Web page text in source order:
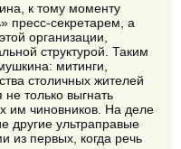
к тому моменту
пресс-секретарем, а
организации,
структурой. Таким
митинги,
столичных жителей
только выгнать
им чиновников. На деле
другие ультраправые
из первых, когда речь